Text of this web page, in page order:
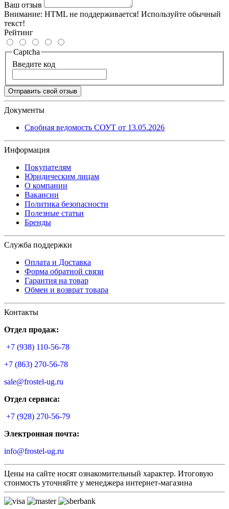
Ваш отзыв
Внимание: HTML не поддерживается! Используйте обычный
текст!
Рейтинг
Captcha
Введите код
Отправить свой отзыв
Документы
Свобная ведомость СОУТ от 13.05.2026
Информация
Покупателям
Юридическим лицам
О компании
Вакансии
Политика безопасности
Полезные статьи
Бренды
Служба поддержки
Оплата и Доставка
Форма обратной связи
Гарантия на товар
Обмен и возврат товара
Контакты
Отдел продаж:
+7 (938) 110-56-78
+7 (863) 270-56-78
sale@frostel-ug.ru
Отдел сервиса:
+7 (928) 270-56-79
Электронная почта:
info@frostel-ug.ru
Цены на сайте носят ознакомительный характер. Итоговую
стоимость уточняйте у менеджера интернет-магазина